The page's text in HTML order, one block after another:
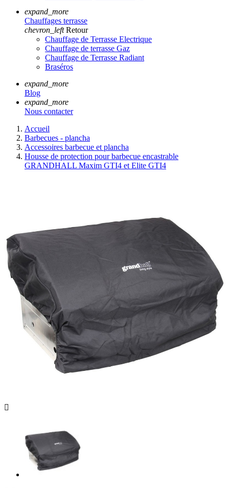
expand_more
Chauffages terrasse
chevron_left Retour
Chauffage de Terrasse Electrique
Chauffage de terrasse Gaz
Chauffage de Terrasse Radiant
Braséros
expand_more
Blog
expand_more
Nous contacter
Accueil
Barbecues - plancha
Accessoires barbecue et plancha
Housse de protection pour barbecue encastrable
GRANDHALL Maxim GTI4 et Elite GTI4
